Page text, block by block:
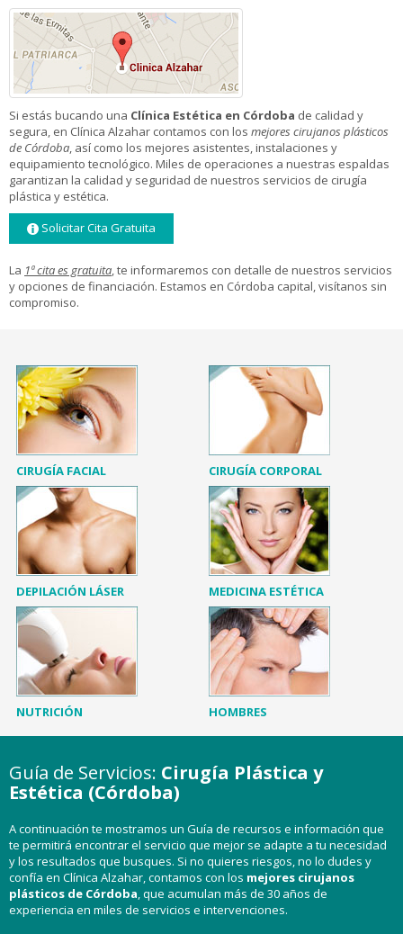
Si estás bucando una Clínica Estética en Córdoba de calidad y
segura, en Clínica Alzahar contamos con los mejores cirujanos plásticos
de Córdoba, así como los mejores asistentes, instalaciones y
equipamiento tecnológico. Miles de operaciones a nuestras espaldas
garantizan la calidad y seguridad de nuestros servicios de cirugía
plástica y estética.
Solicitar Cita Gratuita
La 1ª cita es gratuita, te informaremos con detalle de nuestros servicios
y opciones de financiación. Estamos en Córdoba capital, visítanos sin
compromiso.
CIRUGÍA FACIAL CIRUGÍA CORPORAL
DEPILACIÓN LÁSER MEDICINA ESTÉTICA
NUTRICIÓN HOMBRES
Guía de Servicios: Cirugía Plástica y
Estética (Córdoba)
A continuación te mostramos un Guía de recursos e información que
te permitirá encontrar el servicio que mejor se adapte a tu necesidad
y los resultados que busques. Si no quieres riesgos, no lo dudes y
confía en Clínica Alzahar, contamos con los mejores cirujanos
plásticos de Córdoba, que acumulan más de 30 años de
experiencia en miles de servicios e intervenciones.